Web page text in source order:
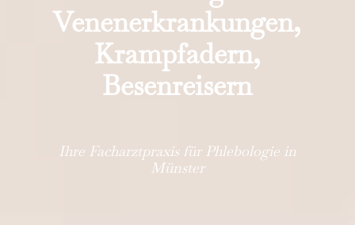
Venenerkrankungen,
Krampfadern,
Besenreisern
Ihre Facharztpraxis für Phlebologie in
Münster